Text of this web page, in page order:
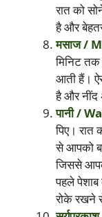
रात को
है और
मसाज /
मिनिट
आती हैं।
है और नींद
पानी /
पिए।
से आपको
जिससे
पहले
रोके रखने